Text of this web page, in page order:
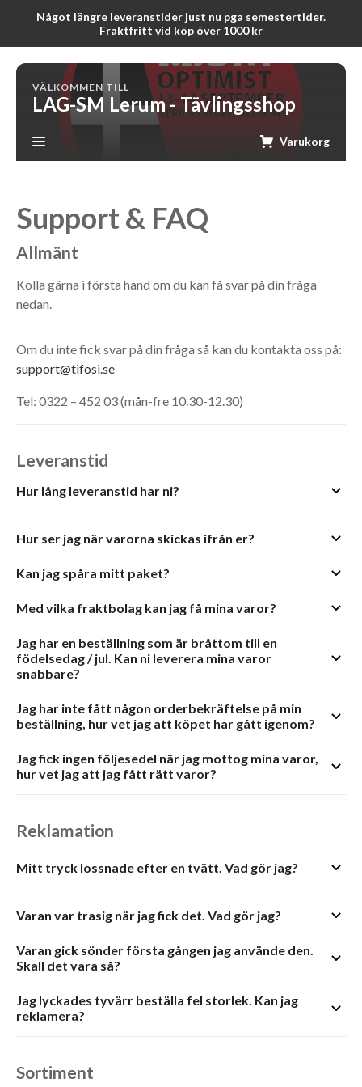
Något längre leveranstider just nu pga semestertider.
Fraktfritt vid köp över 1000 kr
VÄLKOMMEN TILL
LAG-SM Lerum - Tävlingsshop
Varukorg
Support & FAQ
Allmänt
Kolla gärna i första hand om du kan få svar på din fråga
nedan.
Om du inte fick svar på din fråga så kan du kontakta oss på:
support@tifosi.se
Tel: 0322 – 452 03 (mån-fre 10.30-12.30)
Leveranstid
Hur lång leveranstid har ni?
Hur ser jag när varorna skickas ifrån er?
Kan jag spåra mitt paket?
Med vilka fraktbolag kan jag få mina varor?
Jag har en beställning som är bråttom till en
födelsedag / jul. Kan ni leverera mina varor
snabbare?
Jag har inte fått någon orderbekräftelse på min
beställning, hur vet jag att köpet har gått igenom?
Jag fick ingen följesedel när jag mottog mina varor,
hur vet jag att jag fått rätt varor?
Reklamation
Mitt tryck lossnade efter en tvätt. Vad gör jag?
Varan var trasig när jag fick det. Vad gör jag?
Varan gick sönder första gången jag använde den.
Skall det vara så?
Jag lyckades tyvärr beställa fel storlek. Kan jag
reklamera?
Sortiment